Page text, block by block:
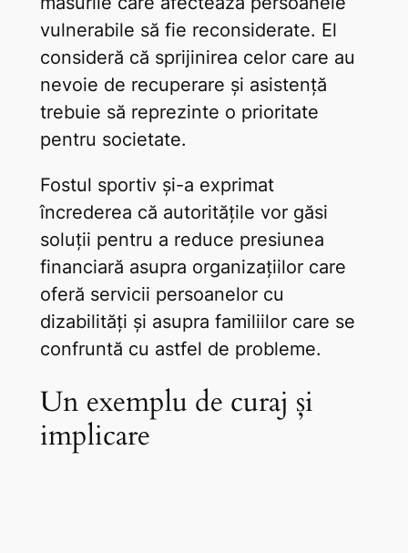
vulnerabile să fie reconsiderate. El
consideră că sprijinirea celor care au
nevoie de recuperare și asistență
trebuie să reprezinte o prioritate
pentru societate.
Fostul sportiv și-a exprimat
încrederea că autoritățile vor găsi
soluții pentru a reduce presiunea
financiară asupra organizațiilor care
oferă servicii persoanelor cu
dizabilități și asupra familiilor care se
confruntă cu astfel de probleme.
Un exemplu de curaj și
implicare